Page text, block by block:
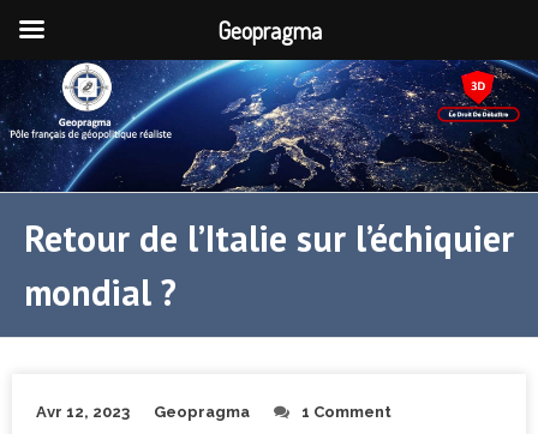
Retour de l’Italie sur l’échiquier
mondial ?
Avr 12, 2023 Geopragma
1 Comment
Geopragma